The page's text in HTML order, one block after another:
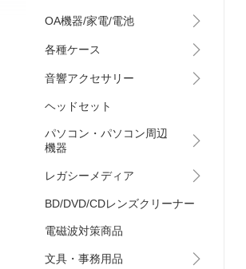
OA機器/家電/電池
各種ケース
音響アクセサリー
ヘッドセット
パソコン・パソコン周辺
機器
レガシーメディア
BD/DVD/CDレンズクリーナー
電磁波対策商品
文具・事務用品